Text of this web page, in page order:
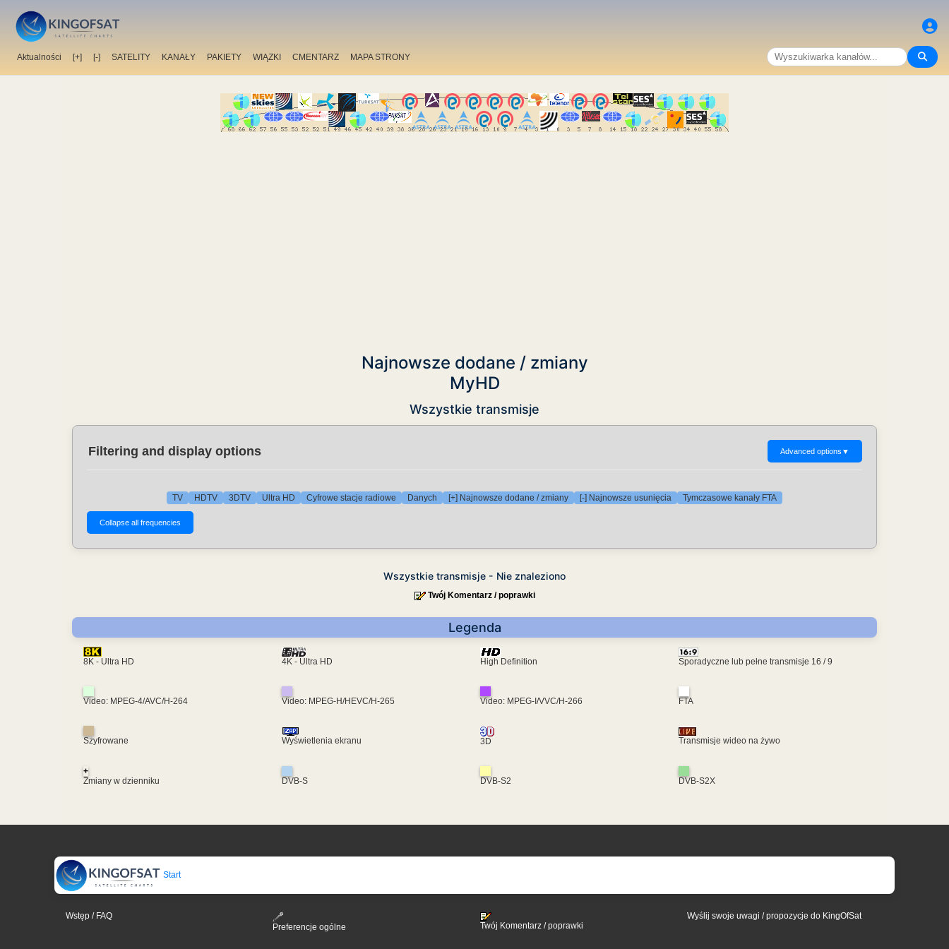
Aktualności [+] [-] SATELITY KANAŁY PAKIETY WIĄZKI CMENTARZ MAPA STRONY
Najnowsze dodane / zmiany
MyHD
Wszystkie transmisje
Filtering and display options Advanced options ▼
TV HDTV 3DTV Ultra HD Cyfrowe stacje radiowe Danych [+] Najnowsze dodane / zmiany [-] Najnowsze usunięcia Tymczasowe kanały FTA
Wszystkie transmisje - Nie znaleziono
Twój Komentarz / poprawki
Legenda
8K - Ultra HD 4K - Ultra HD High Definition Sporadyczne lub pełne transmisje 16 / 9
Video: MPEG-4/AVC/H-264 Video: MPEG-H/HEVC/H-265 Video: MPEG-I/VVC/H-266 FTA
Szyfrowane Wyświetlenia ekranu 3D Transmisje wideo na żywo
+
Zmiany w dzienniku
DVB-S DVB-S2 DVB-S2X
Start
Wstęp / FAQ
Preferencje ogólne
Twój Komentarz / poprawki
Wyślij swoje uwagi / propozycje do KingOfSat